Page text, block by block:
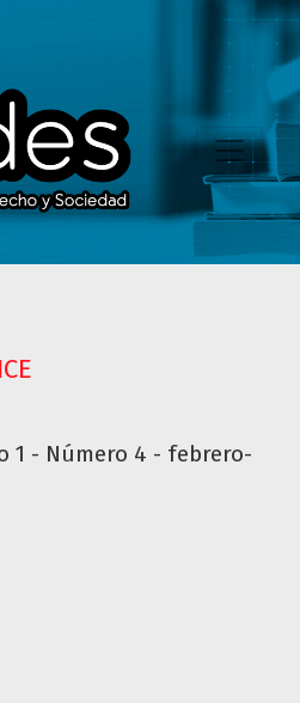
Número 4 - febrero-abril de 2017
1 - Número 4 - febrero-